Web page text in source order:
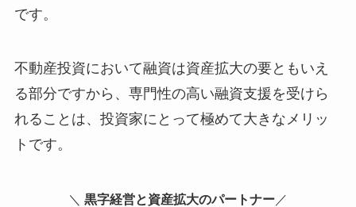
です。
不動産投資において融資は資産拡大の要ともいえ
る部分ですから、専門性の高い融資支援を受けら
れることは、投資家にとって極めて大きなメリッ
トです。
＼ 黒字経営と資産拡大のパートナー ／